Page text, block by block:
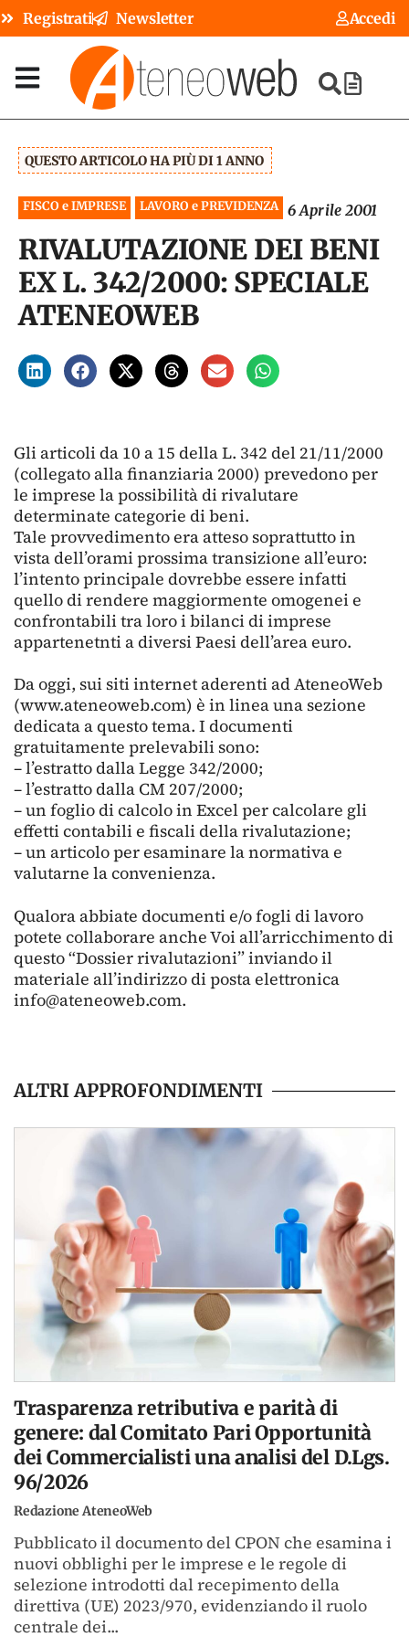
Registrati Newsletter Accedi
QUESTO ARTICOLO HA PIÙ DI 1 ANNO
FISCO e IMPRESE LAVORO e PREVIDENZA 6 Aprile 2001
RIVALUTAZIONE DEI BENI
EX L. 342/2000: SPECIALE
ATENEOWEB
Gli articoli da 10 a 15 della L. 342 del 21/11/2000
(collegato alla finanziaria 2000) prevedono per
le imprese la possibilità di rivalutare
determinate categorie di beni.
Tale provvedimento era atteso soprattutto in
vista dell’orami prossima transizione all’euro:
l’intento principale dovrebbe essere infatti
quello di rendere maggiormente omogenei e
confrontabili tra loro i bilanci di imprese
appartenetnti a diversi Paesi dell’area euro.
Da oggi, sui siti internet aderenti ad AteneoWeb
(www.ateneoweb.com) è in linea una sezione
dedicata a questo tema. I documenti
gratuitamente prelevabili sono:
– l’estratto dalla Legge 342/2000;
– l’estratto dalla CM 207/2000;
– un foglio di calcolo in Excel per calcolare gli
effetti contabili e fiscali della rivalutazione;
– un articolo per esaminare la normativa e
valutarne la convenienza.
Qualora abbiate documenti e/o fogli di lavoro
potete collaborare anche Voi all’arricchimento di
questo “Dossier rivalutazioni” inviando il
materiale all’indirizzo di posta elettronica
info@ateneoweb.com.
ALTRI APPROFONDIMENTI
Trasparenza retributiva e parità di
genere: dal Comitato Pari Opportunità
dei Commercialisti una analisi del D.Lgs.
96/2026
Redazione AteneoWeb
Pubblicato il documento del CPON che esamina i
nuovi obblighi per le imprese e le regole di
selezione introdotti dal recepimento della
direttiva (UE) 2023/970, evidenziando il ruolo
centrale dei...